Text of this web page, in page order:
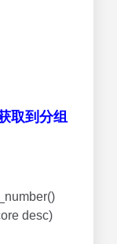
取到分组
desc)